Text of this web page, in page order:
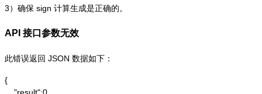
3）确保 sign 计算生成是正确的。
API 接口参数无效
此错误返回 JSON 数据如下：
{